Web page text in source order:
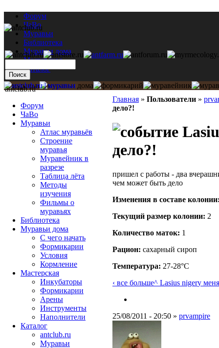
Форум
ЧаВо
Муравьи
Библиотека
Муравьи дома
Мастерская
Каталог
Главная » Пользователи »
дело?!
дело?!
пришел с работы - два
чем может быть дело
Изменения в составе
Текущий размер кoлонии: 2
Количество маток: 1
Рацион: сахарный сироп
Температура: 27-28°C
‹ все больше^ Lasius nigerу
25/08/2011 - 20:50 » prvampire
antclub.ru
Форум
ЧаВо
Муравьи
Атлас муравьёв
Строение
муравья
Муравейник в
разрезе
Таблица лёта
Методы
изучения
Фильмы о
муравьях
Библиотека
Муравьи дома
С чего начать
Формикарии
Условия
Кормление
Мастерская
Инкубаторы
Формикарии
Арены
Инструменты
Наполнители
Каталог
antclub.ru
Муравьи